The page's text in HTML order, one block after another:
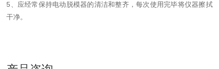
5、应经常保持电动脱模器的清洁和整齐，每次使用完毕将仪器擦拭
干净。